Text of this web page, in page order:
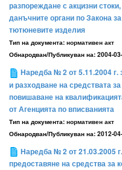
разпореждане с акцизни
данъчните органи по Закона
тютюневите изделия
Тип на документа: нормативен акт
Обнародван/Публикуван на: 2004-
Наредба № 2 от 5.11.2004 г.
и разходване на средствата
повишаване на
от Агенцията по вписванията
Тип на документа: нормативен акт
Обнародван/Публикуван на: 2012-
Наредба № 2 от 21.03.2005
предоставяне на средства за